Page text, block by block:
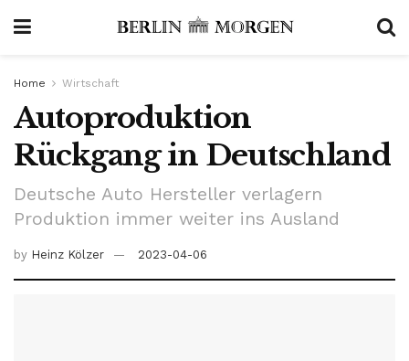
Home Wirtschaft
Autoproduktion
Rückgang in Deutschland
Deutsche Auto Hersteller verlagern
Produktion immer weiter ins Ausland
by Heinz Kölzer 2023-04-06